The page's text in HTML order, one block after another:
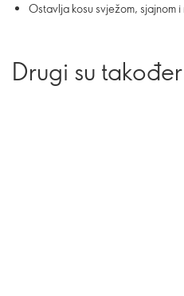
Ostavlja kosu svježom, sjajnom
Drugi su